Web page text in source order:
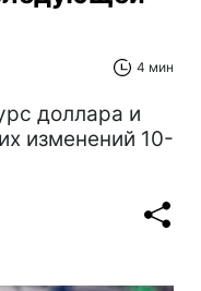
4 мин
доллара и
изменений 10-